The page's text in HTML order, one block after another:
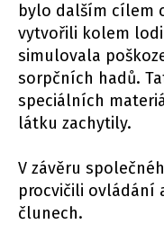
bylo dalším cílem
vytvořili kolem lodi
simulovala
sorpčních hadů.
speciálních
látku zachytily.
V závěru
procvičili ovládání
člunech.